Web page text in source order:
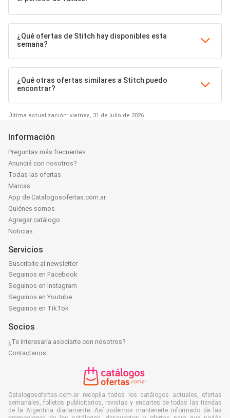
¿Qué ofertas de Stitch hay disponibles esta
semana?
¿Qué otras ofertas similares a Stitch puedo
encontrar?
Última actualización: viernes, 31 de julio de 2026
Información
Preguntas más frecuentes
Anunciá con nosotros?
Todas las ofertas
Marcas
App de Catalogosofertas.com.ar
Quiénes somos
Agregar catálogo
Noticias
Servicios
Suscribite al newsletter
Seguinos en Facebook
Seguinos en Instagram
Seguinos en Youtube
Seguinos en TikTok
Socios
¿Te interesaría asociarte con nosotros?
Contactanos
Catalogosofertas.com.ar recopila todos los catálogos actuales, ofertas
semanales, folletos publicitarios, revistas y encartes de todas las tiendas
de la Argentina diariamente. Así podemos mantenerte informado de las